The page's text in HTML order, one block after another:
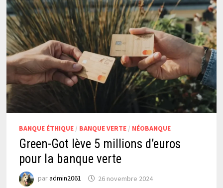
BANQUE ÉTHIQUE/ BANQUE VERTE/ NÉOBANQUE
Green-Got lève 5 millions d’euros
pour la banque verte
paradmin2061 26 novembre 2024